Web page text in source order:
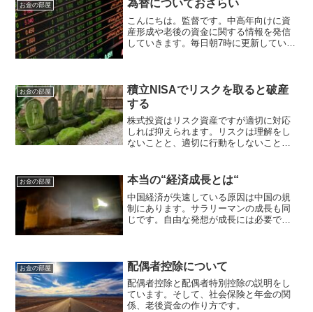
お金の部屋 為替についておさらい
こんにちは。監督です。中高年向けに資
産形成や老後の資金に関する情報を発信
していきます。毎日朝7時に更新していき
融関係者が奔走してい...
お金の部屋
積立NISAでリスクを取ると破産
する
株式投資はリスク資産ですが適切に対応
しれば抑えられます。リスクは理解をし
ないことと、適切に行動をしないことの
お金の部屋 本当の“経済成長とは“
中国経済が失速している原因は中国の規
制にあります。サラリーマンの成長も同
じです。自由な発想が成長には必要で
お金の部屋 配偶者控除について
配偶者控除と配偶者特別控除の説明をし
ています。そして、社会保険と年金の関
係、老後資金の作り方です。